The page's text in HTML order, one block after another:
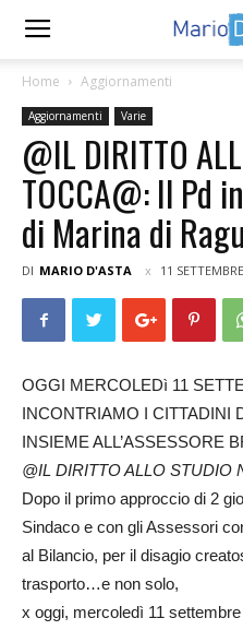
Home Aggiornamenti
Aggiornamenti Varie
@IL DIRITTO
TOCCA@: Il Pd
di Marina di
DI MARIO D'ASTA 11
OGGI MERCOLEDì 11
INCONTRIAMO I CITTADINI
INSIEME ALL’ASSESSORE
@IL DIRITTO ALLO STUDIO
Dopo il primo approccio di 2
Sindaco e con gli Assessori
al Bilancio, per il disagio
trasporto…e non solo,
x oggi, mercoledì 11